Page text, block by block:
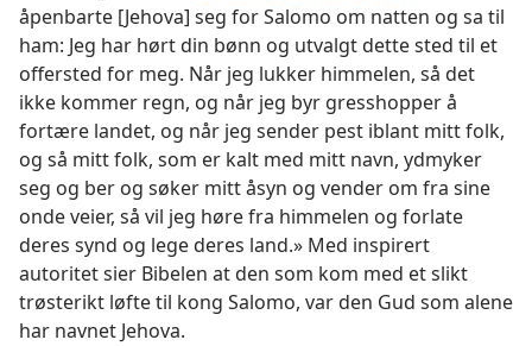
åpenbarte [Jehova] seg for Salomo om natten og sa til
ham: Jeg har hørt din bønn og utvalgt dette sted til et
offersted for meg. Når jeg lukker himmelen, så det
ikke kommer regn, og når jeg byr gresshopper å
fortære landet, og når jeg sender pest iblant mitt folk,
og så mitt folk, som er kalt med mitt navn, ydmyker
seg og ber og søker mitt åsyn og vender om fra sine
onde veier, så vil jeg høre fra himmelen og forlate
deres synd og lege deres land.» Med inspirert
autoritet sier Bibelen at den som kom med et slikt
trøsterikt løfte til kong Salomo, var den Gud som alene
har navnet Jehova.